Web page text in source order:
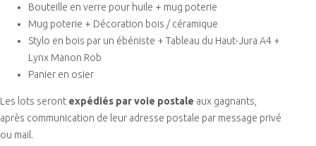
Bouteille en verre pour huile + mug poterie
Mug poterie + Décoration bois / céramique
Stylo en bois par un ébéniste + Tableau du Haut-Jura A4 +
Lynx Manon Rob
Panier en osier
Les lots seront expédiés par voie postale aux gagnants,
après communication de leur adresse postale par message privé
ou mail.